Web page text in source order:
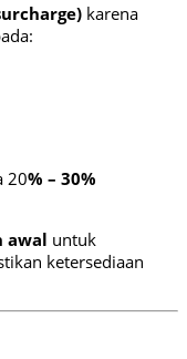
karena
20% – 30%
awal untuk
ketersediaan